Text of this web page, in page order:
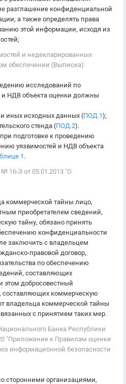
разглашение конфиденциальной
а также определять права
этой информации, исходя из
и недекларированных
обеспечении (Выписка):
исследований по
НДВ объекта оценки должны
иных исходных данных (ПОД.1);
стенда (ПОД.2).
подготовке к проведению
уязвимостей и НДВ объекта
1.
16-З от 05.01.2013 "О
коммерческой тайны лицо,
приобретателем сведений,
тайну, обязано принять
конфиденциальности
заключить с владельцем
правовой договор,
по обеспечению
составляющих
этом добросовестный
составляющих коммерческую
владельца коммерческой тайны
с принятием таких мер.
Банка Республики
"Приложение к Правилам оценки
информационной безопасности
сторонними организациями,